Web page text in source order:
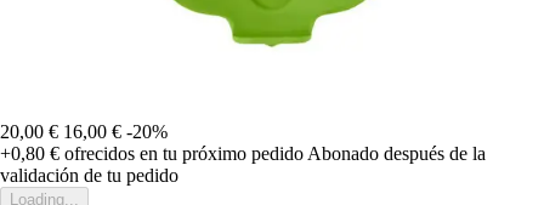
20,00 € 16,00 € -20%
+0,80 € ofrecidos en tu próximo pedido Abonado después de la
validación de tu pedido
Loading...